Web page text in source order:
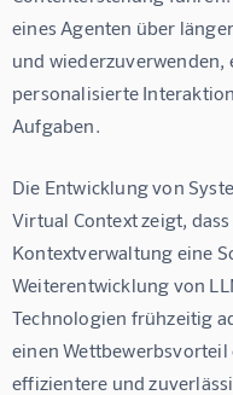
eines Agenten über
und
personalisierte
Aufgaben.
Die Entwicklung von
Virtual Context zeigt,
Kontextverwaltung eine
Weiterentwicklung von
Technologien frühzeitig
einen
effizientere und